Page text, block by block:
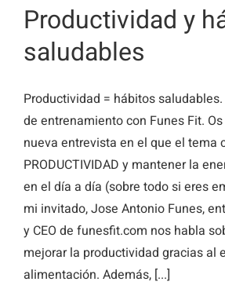
Productividad y
saludables
Productividad = hábitos
de entrenamiento con Funes Fit.
nueva entrevista en el que el tema
PRODUCTIVIDAD y mantener la
en el día a día (sobre todo si eres
mi invitado, Jose Antonio Funes,
y CEO de funesfit.com nos habla
mejorar la productividad gracias al
alimentación. Además, [...]